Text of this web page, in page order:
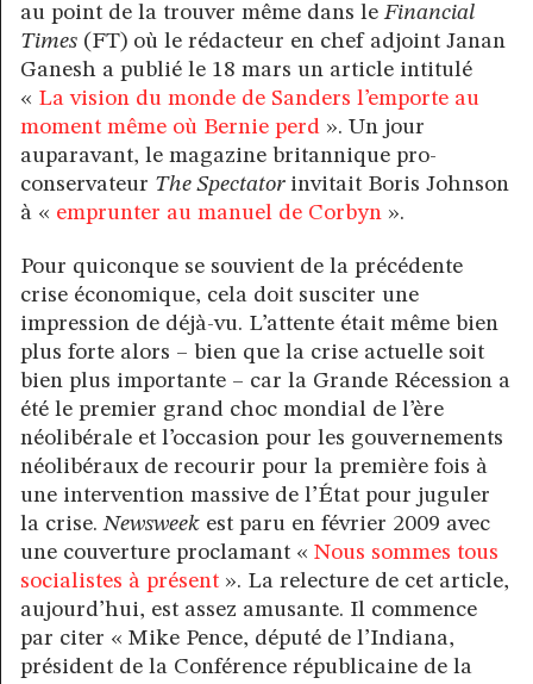
au point de la trouver même dans leFinancial
Times (FT) où le rédacteur en chef adjoint Janan
Ganesh a publié le 18 mars un article intitulé
« La vision du monde de Sanders l’emporte au
moment même où Bernie perd ». Un jour
auparavant, le magazine britannique pro-
conservateur The Spectatorinvitait Boris Johnson
à « emprunter au manuel de Corbyn ».
Pour quiconque se souvient de la précédente
crise économique, cela doit susciter une
impression de déjà-vu. L’attente était même bien
plus forte alors – bien que la crise actuelle soit
bien plus importante – car la Grande Récession a
été le premier grand choc mondial de l’ère
néolibérale et l’occasion pour les gouvernements
néolibéraux de recourir pour la première fois à
une intervention massive de l’État pour juguler
la crise.Newsweek est paru en février 2009 avec
une couverture proclamant « Nous sommes tous
socialistes à présent». La relecture de cet article,
aujourd’hui, est assez amusante. Il commence
par citer « Mike Pence, député de l’Indiana,
président de la Conférence républicaine de la